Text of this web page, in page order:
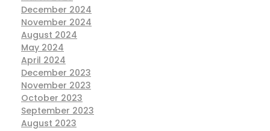
December 2024
November 2024
August 2024
May 2024
April 2024
December 2023
November 2023
October 2023
September 2023
August 2023